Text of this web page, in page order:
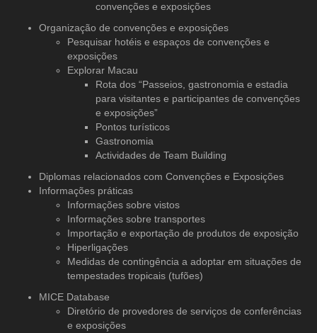
convenções e exposições
Organização de convenções e exposições
Pesquisar hotéis e espaços de convenções e
exposições
Explorar Macau
Rota dos “Passeios, gastronomia e estadia
para visitantes e participantes de convenções
e exposições”
Pontos turísticos
Gastronomia
Actividades de Team Building
Diplomas relacionados com Convenções e Exposições
Informações práticas
Informações sobre vistos
Informações sobre transportes
Importação e exportação de produtos de exposição
Hiperligações
Medidas de contingência a adoptar em situações de
tempestades tropicais (tufões)
MICE Database
Diretório de provedores de serviços de conferências
e exposições